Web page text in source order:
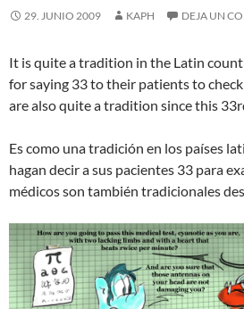
29. JUNIO 2009 KAPH DEJA UN
It is quite a tradition in the Latin
for saying 33 to their patients to
are also quite a tradition since this
Es como una tradición en los países
hagan decir a sus pacientes 33 para
médicos son también tradicionales